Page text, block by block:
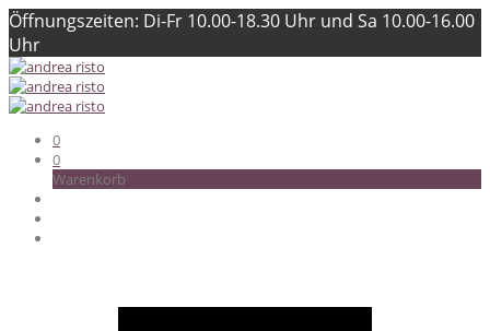
Öffnungszeiten: Di-Fr 10.00-18.30 Uhr und Sa 10.00-16.00
Uhr
0
0
Warenkorb